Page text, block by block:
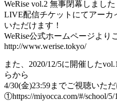
WeRise vol.2 無事閉幕しました
LIVE配信チケットにてアーカ
いただけます！
WeRise公式ホームページより
http://www.werise.tokyo/​
また、2020/12/5に開催した
らから
4/30(金)23:59​までご視聴いただ
①https://miyocca.com/#/school/